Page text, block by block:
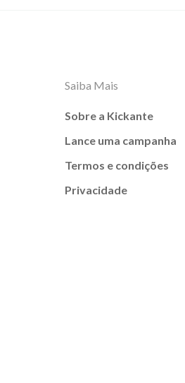
Saiba Mais
Sobre a Kickante
Lance uma campanha
Termos e condições
Privacidade